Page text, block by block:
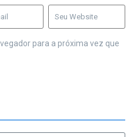
para a próxima vez que